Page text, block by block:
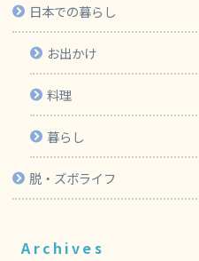
日本での暮らし
お出かけ
料理
暮らし
脱・ズボライフ
Archives